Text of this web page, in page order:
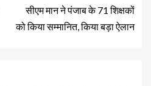
सीएम मान ने पंजाब के 71 शिक्षकों
को किया सम्मानित, किया बड़ा ऐलान